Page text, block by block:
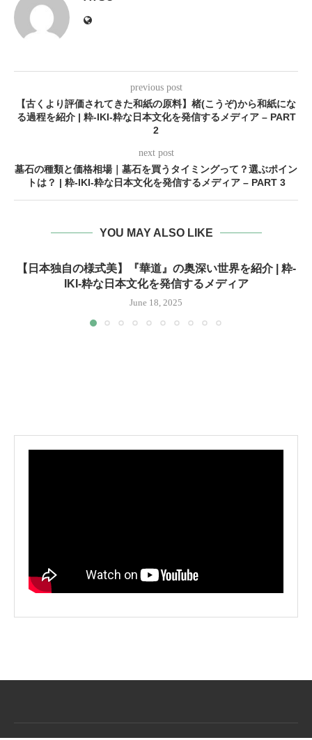
previous post
【古くより評価されてきた和紙の原料】楮(こうぞ)から和紙にな
る過程を紹介 | 粋-IKI-粋な日本文化を発信するメディア – PART
2
next post
墓石の種類と価格相場｜墓石を買うタイミングって？選ぶポイン
トは？ | 粋-IKI-粋な日本文化を発信するメディア – PART 3
YOU MAY ALSO LIKE
【日本独自の様式美】『華道』の奥深い世界を紹介 | 粋-
IKI-粋な日本文化を発信するメディア
June 18, 2025